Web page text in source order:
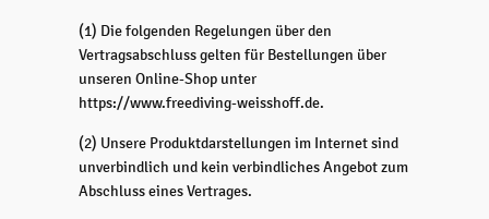
(1) Die folgenden Regelungen über den
Vertragsabschluss gelten für Bestellungen über
unseren Online-Shop unter
https://www.freediving-weisshoff.de.
(2) Unsere Produktdarstellungen im Internet sind
unverbindlich und kein verbindliches Angebot zum
Abschluss eines Vertrages.